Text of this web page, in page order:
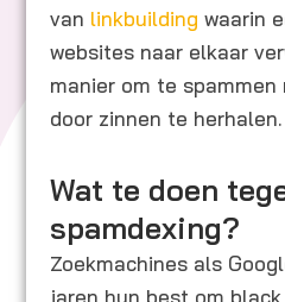
van linkbuilding waarin
websites naar elkaar
manier om te
door zinnen te herhalen.
Wat te doen
spamdexing?
Zoekmachines als
jaren hun best om